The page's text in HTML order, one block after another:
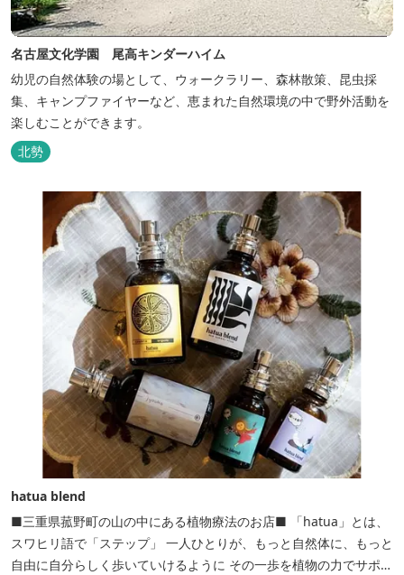
名古屋文化学園 尾高キンダーハイム
幼児の自然体験の場として、ウォークラリー、森林散策、昆虫採
集、キャンプファイヤーなど、恵まれた自然環境の中で野外活動を
楽しむことができます。
北勢
hatua blend
■三重県菰野町の山の中にある植物療法のお店■ 「hatua」とは、
スワヒリ語で「ステップ」 一人ひとりが、もっと自然体に、もっと
自由に自分らしく歩いていけるように その一歩を植物の力でサポー